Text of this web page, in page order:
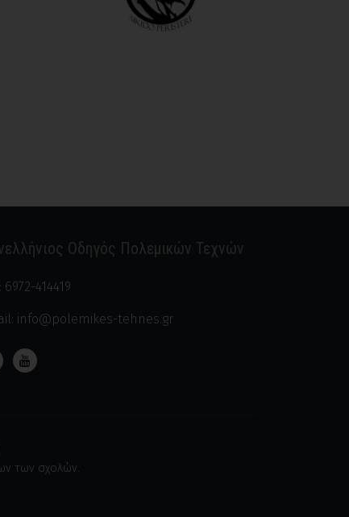
Οδηγός Πολεμικών Τεχνών
6972-414419
info@polemikes-tehnes.gr
των σχολών.